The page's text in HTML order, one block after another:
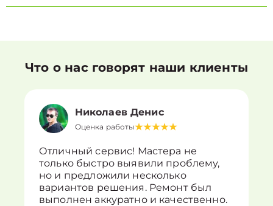
Что о нас говорят наши клиенты
Николаев Денис
Оценка работы
Отличный сервис! Мастера не
только быстро выявили проблему,
но и предложили несколько
вариантов решения. Ремонт был
выполнен аккуратно и качественно.